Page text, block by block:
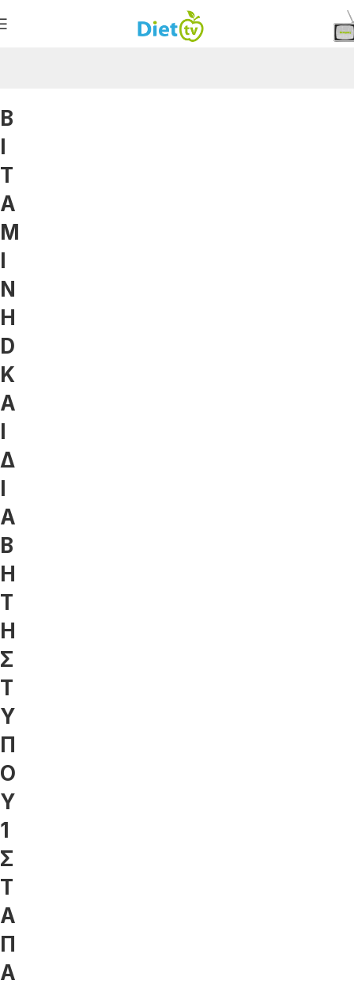
Β
Ι
Τ
Α
Μ
Ι
Ν
Η
D
Κ
Α
Ι
Δ
Ι
Α
Β
Η
Τ
Η
Σ
Τ
Υ
Π
Ο
Υ
1
Σ
Τ
Α
Π
Α